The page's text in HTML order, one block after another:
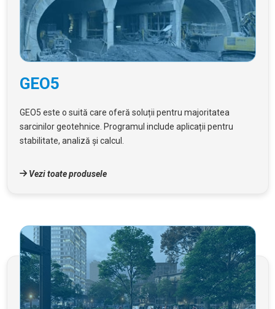
GEO5
GEO5 este o suită care oferă soluții pentru majoritatea
sarcinilor geotehnice. Programul include aplicații pentru
stabilitate, analiză și calcul.
Vezi toate produsele